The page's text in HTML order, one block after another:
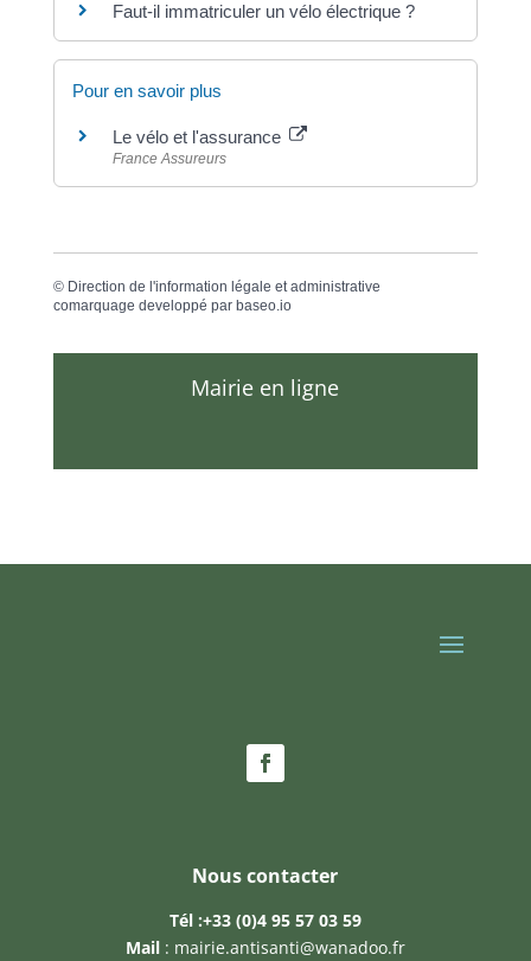
Faut-il immatriculer un vélo électrique ?
Pour en savoir plus
Le vélo et l'assurance
France Assureurs
© Direction de l'information légale et administrative
comarquage developpé par baseo.io
Mairie en ligne
Nous contacter
Tél :+33 (0)4 95 57 03 59
Mail: mairie.antisanti@wanadoo.fr